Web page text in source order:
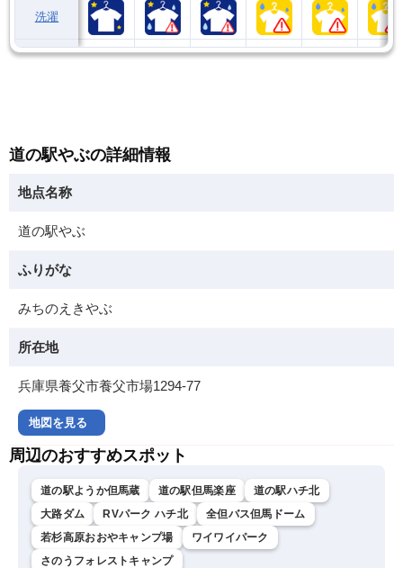
洗濯
道の駅やぶの詳細情報
地点名称
道の駅やぶ
ふりがな
みちのえきやぶ
所在地
兵庫県養父市養父市場1294-77
地図を見る
周辺のおすすめスポット
道の駅ようか但馬蔵 道の駅但馬楽座
道の駅ハチ北
大路ダム
RVパーク ハチ北
全但バス但馬ドーム
若杉高原おおやキャンプ場
ワイワイパーク
さのうフォレストキャンプ